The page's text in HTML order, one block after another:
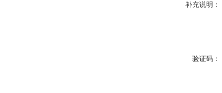
补充说明：
验证码：